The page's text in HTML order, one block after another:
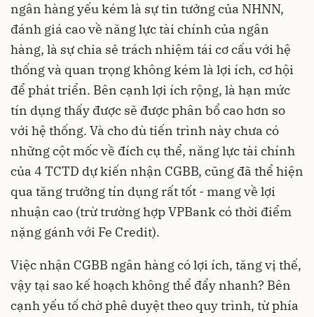
ngân hàng yếu kémlà sự tin tưởng của NHNN,
đánh giá cao về năng lực tài chính của ngân
hàng, là sự chia sẻ trách nhiệm tái cơ cấu với hệ
thống và quan trọng không kém là lợi ích, cơ hội
để phát triển. Bên cạnh lợi ích rộng, là hạn mức
tín dụng thấy được sẽ được phân bổ cao hơn so
với hệ thống. Và cho dù tiến trình này chưa có
những cột mốc về đích cụ thể, năng lực tài chính
của 4 TCTD dự kiến nhận CGBB, cũng đã thể hiện
qua tăng trưởng tín dụng rất tốt - mang về lợi
nhuận cao (trừ trường hợp VPBank có thời điểm
nặng gánh với Fe Credit).
Việc nhận CGBB ngân hàng có lợi ích, tăng vị thế,
vậy tại sao kế hoạch không thể đẩy nhanh? Bên
cạnh yếu tố chờ phê duyệt theo quy trình, từ phía